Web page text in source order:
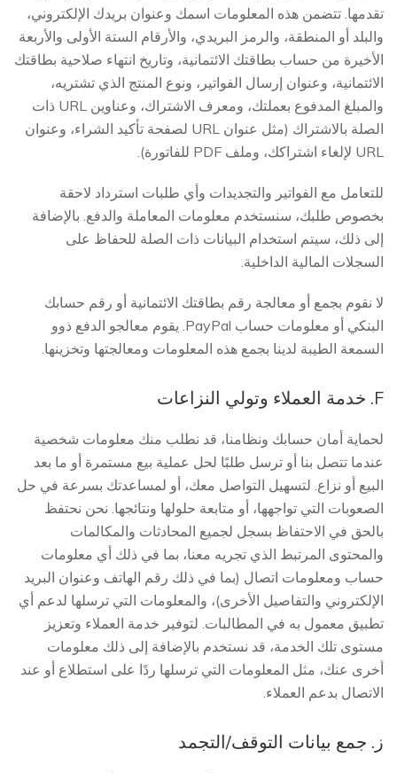
تقدمها. تتضمن هذه المعلومات اسمك وعنوان بريدك الإلكتروني،
والبلد أو المنطقة، والرمز البريدي، والأرقام الستة الأولى والأربعة
الأخيرة من حساب بطاقتك الائتمانية، وتاريخ انتهاء صلاحية بطاقتك
الائتمانية، وعنوان إرسال الفواتير، ونوع المنتج الذي تشتريه،
والمبلغ المدفوع بعملتك، ومعرف الاشتراك، وعناوين URL ذات
الصلة بالاشتراك (مثل عنوان URL لصفحة تأكيد الشراء، وعنوان
URL لإلغاء اشتراكك، وملف PDF للفاتورة).
للتعامل مع الفواتير والتجديدات وأي طلبات استرداد لاحقة
بخصوص طلبك، سنستخدم معلومات المعاملة والدفع. بالإضافة
إلى ذلك، سيتم استخدام البيانات ذات الصلة للحفاظ على
السجلات المالية الداخلية.
لا نقوم بجمع أو معالجة رقم بطاقتك الائتمانية أو رقم حسابك
البنكي أو معلومات حساب PayPal. يقوم معالجو الدفع ذوو
السمعة الطيبة لدينا بجمع هذه المعلومات ومعالجتها وتخزينها.
F. خدمة العملاء وتولي النزاعات
لحماية أمان حسابك ونظامنا، قد نطلب منك معلومات شخصية
عندما تتصل بنا أو ترسل طلبًا لحل عملية بيع مستمرة أو ما بعد
البيع أو نزاع. لتسهيل التواصل معك، أو لمساعدتك بسرعة في حل
الصعوبات التي تواجهها، أو متابعة حلولها ونتائجها. نحن نحتفظ
بالحق في الاحتفاظ بسجل لجميع المحادثات والمكالمات
والمحتوى المرتبط الذي تجريه معنا، بما في ذلك أي معلومات
حساب ومعلومات اتصال (بما في ذلك رقم الهاتف وعنوان البريد
الإلكتروني والتفاصيل الأخرى)، والمعلومات التي ترسلها لدعم أي
تطبيق معمول به في المطالبات. لتوفير خدمة العملاء وتعزيز
مستوى تلك الخدمة، قد نستخدم بالإضافة إلى ذلك معلومات
أخرى عنك، مثل المعلومات التي ترسلها ردًا على استطلاع أو عند
الاتصال بدعم العملاء.
ز. جمع بيانات التوقف/التجمد